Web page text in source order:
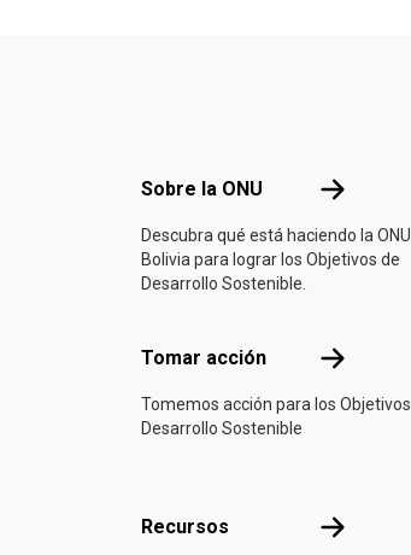
Sobre la ONU Sobre la
Descubra qué está haciendo la
Bolivia para lograr los Objetivos de
Desarrollo Sostenible.
Tomar acción Tomar
Tomemos acción para los
Desarrollo Sostenible
Recursos Recursos